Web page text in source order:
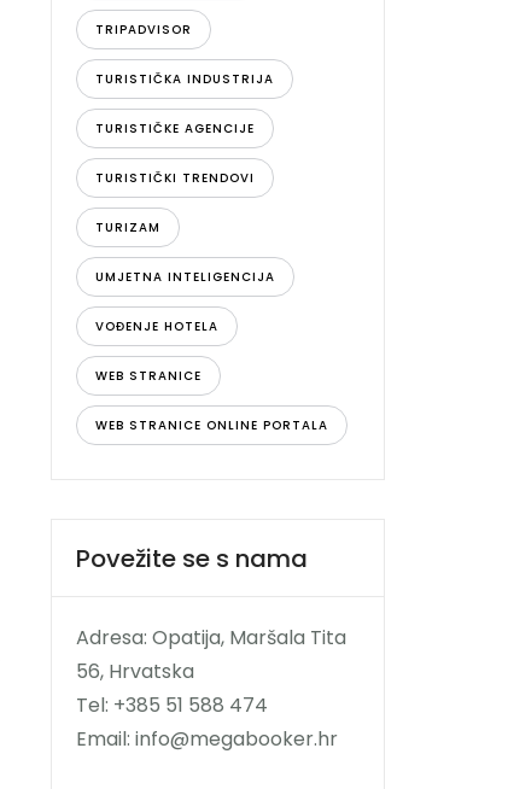
TRIPADVISOR
TURISTIČKA INDUSTRIJA
TURISTIČKE AGENCIJE
TURISTIČKI TRENDOVI
TURIZAM
UMJETNA INTELIGENCIJA
VOĐENJE HOTELA
WEB STRANICE
WEB STRANICE ONLINE PORTALA
Povežite se s nama
Adresa: Opatija, Maršala Tita
56, Hrvatska
Tel: +385 51 588 474
Email: info@megabooker.hr